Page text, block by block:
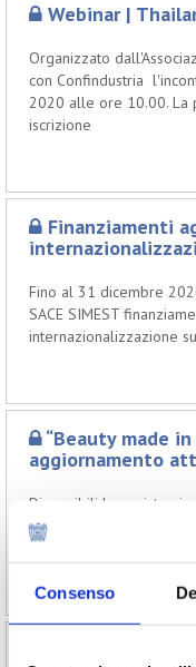
Consenso
Webinar |
Organizzato
con Confindustria
2020 alle ore 10.00. La
iscrizione
Finanziamenti
Fino al 31 dicembre
SACE SIMEST
internazionalizzazione
“Beauty made
aggiornamento
Disponibili le
trattati durante i
aggiornamento attività.